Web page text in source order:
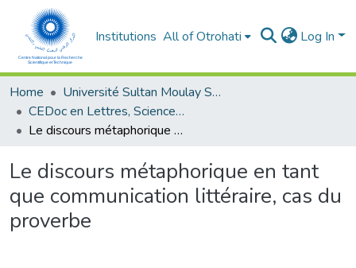
Institutions All of Otrohati Log In
Home
Université Sultan Moulay Slimane - Beni Mellal
CEDoc en Lettres, Sciences Humaines, Arts et Sciences de l’Education (CED - LSHASE)
Le discours métaphorique en tant que communication littéraire, cas du proverbe
Le discours métaphorique en tant
que communication littéraire, cas du
proverbe